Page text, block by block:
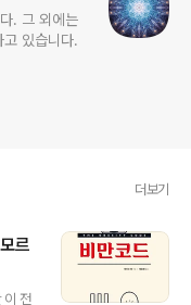
. 그 외에는
있습니다.
더보기
르
이 전